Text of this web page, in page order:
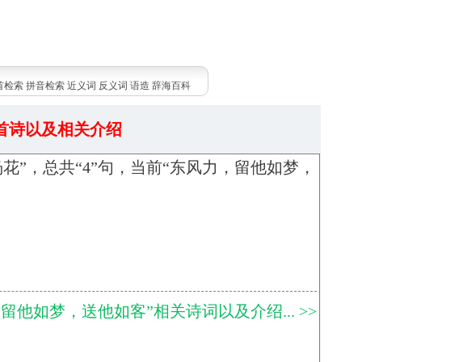
检索 拼音检索 近义词 反义词 语造 辞海百科
诗以及相关介绍
”，总共“4”句，当前“东风力，留他如梦，
他如梦，送他如客”相关诗词以及介绍... >>